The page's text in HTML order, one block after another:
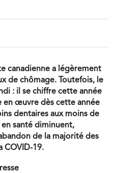
canadienne a légèrement
de chômage. Toutefois, le
: il se chiffre cette année
en œuvre dès cette année
dentaires aux moins de
en santé diminuent,
de la majorité des
COVID-19.